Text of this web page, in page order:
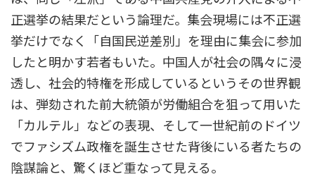
正選挙の結果だという論理だ。集会現場には不正選
挙だけでなく「自国民逆差別」を理由に集会に参加
したと明かす若者もいた。中国人が社会の隅々に浸
透し、社会的特権を形成しているというその世界観
は、弾劾された前大統領が労働組合を狙って用いた
「カルテル」などの表現、そして一世紀前のドイツ
でファシズム政権を誕生させた背後にいる者たちの
陰謀論と、驚くほど重なって見える。